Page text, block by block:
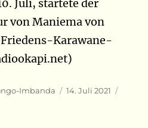
Juli, startete der
von Maniema von
Karawane-
Imbanda
Veröffentlicht
14. Juli 2021